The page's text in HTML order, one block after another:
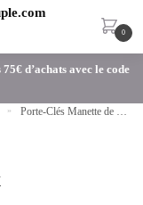
0
d’achats avec le code
» Porte-Clés Manette de Jeux